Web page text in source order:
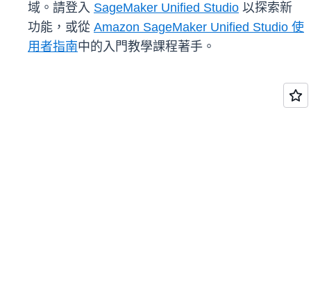
域。請登入 SageMaker Unified Studio 以探索新
功能，或從 Amazon SageMaker Unified Studio 使
用者指南中的入門教學課程著手。